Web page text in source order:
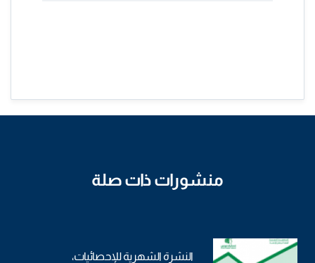
منشورات ذات صلة
النشرة الشهرية للإحصائيات،